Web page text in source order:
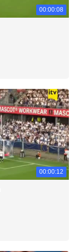
00:00:08
00:00:12